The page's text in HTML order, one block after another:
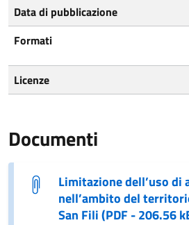
Data di pubblicazione
Formati
Licenze
Documenti
Limitazione dell’uso di
nell’ambito del
San Fili (PDF - 206.56